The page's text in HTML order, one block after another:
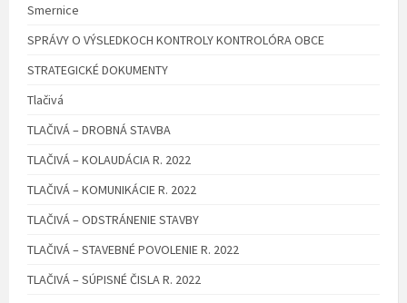
Smernice
SPRÁVY O VÝSLEDKOCH KONTROLY KONTROLÓRA OBCE
STRATEGICKÉ DOKUMENTY
Tlačivá
TLAČIVÁ – DROBNÁ STAVBA
TLAČIVÁ – KOLAUDÁCIA R. 2022
TLAČIVÁ – KOMUNIKÁCIE R. 2022
TLAČIVÁ – ODSTRÁNENIE STAVBY
TLAČIVÁ – STAVEBNÉ POVOLENIE R. 2022
TLAČIVÁ – SÚPISNÉ ČISLA R. 2022